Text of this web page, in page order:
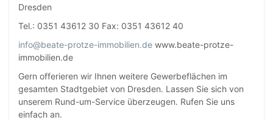
Dresden
Tel.: 0351 43612 30 Fax: 0351 43612 40
info@beate-protze-immobilien.de www.beate-protze-
immobilien.de
Gern offerieren wir Ihnen weitere Gewerbeflächen im
gesamten Stadtgebiet von Dresden. Lassen Sie sich von
unserem Rund-um-Service überzeugen. Rufen Sie uns
einfach an.